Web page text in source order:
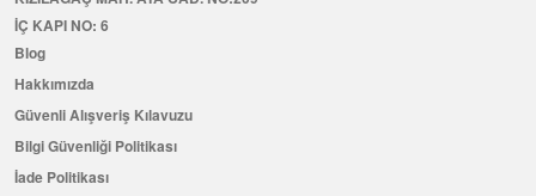
İÇ KAPI NO: 6
Blog
Hakkımızda
Güvenli Alışveriş Kılavuzu
Bilgi Güvenliği Politikası
İade Politikası